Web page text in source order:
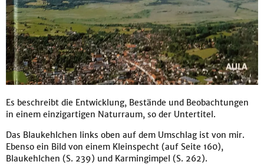
Es beschreibt die Entwicklung, Bestände und Beobachtungen
in einem einzigartigen Naturraum, so der Untertitel.
Das Blaukehlchen links oben auf dem Umschlag ist von mir.
Ebenso ein Bild von einem Kleinspecht (auf Seite 160),
Blaukehlchen (S. 239) und Karmingimpel (S. 262).